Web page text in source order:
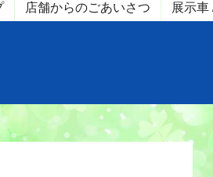
店舗からのごあいさつ 展示車